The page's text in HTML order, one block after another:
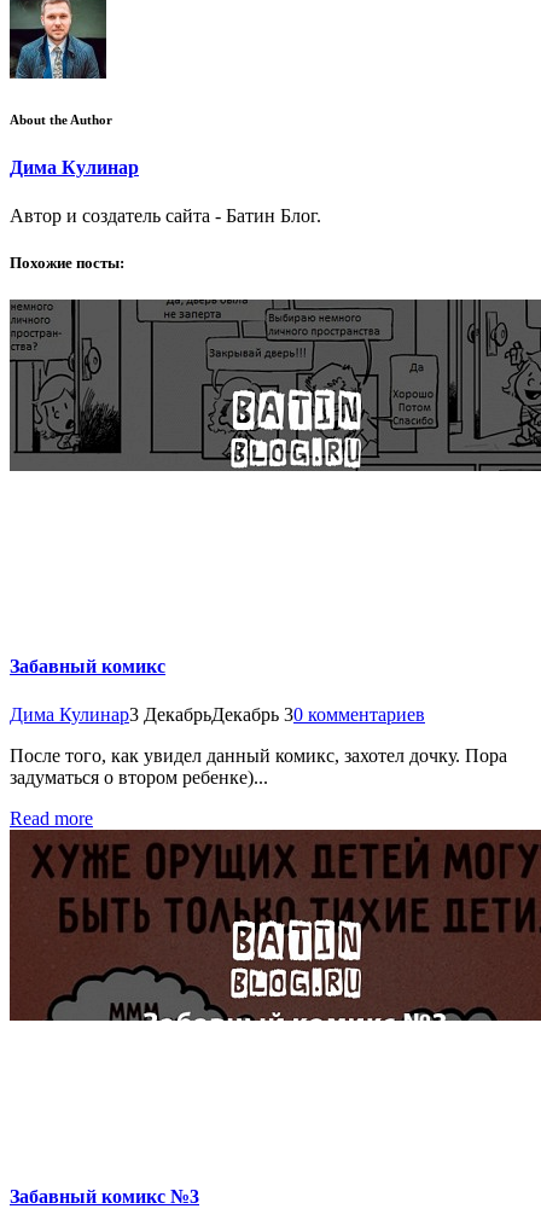
About the Author
Дима Кулинар
Автор и создатель сайта - Батин Блог.
Похожие посты:
Забавный комикс
Дима Кулинар3 ДекабрьДекабрь 30 комментариев
После того, как увидел данный комикс, захотел дочку. Пора
задуматься о втором ребенке)...
Read more
Забавный комикс №3